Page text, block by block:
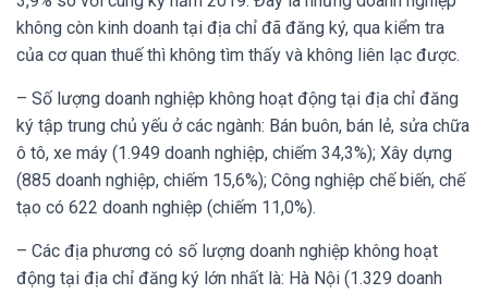
không còn kinh doanh tại địa chỉ đã đăng ký, qua kiểm tra
của cơ quan thuế thì không tìm thấy và không liên lạc được.
– Số lượng doanh nghiệp không hoạt động tại địa chỉ đăng
ký tập trung chủ yếu ở các ngành: Bán buôn, bán lẻ, sửa chữa
ô tô, xe máy (1.949 doanh nghiệp, chiếm 34,3%); Xây dựng
(885 doanh nghiệp, chiếm 15,6%); Công nghiệp chế biến, chế
tạo có 622 doanh nghiệp (chiếm 11,0%).
– Các địa phương có số lượng doanh nghiệp không hoạt
động tại địa chỉ đăng ký lớn nhất là: Hà Nội (1.329 doanh